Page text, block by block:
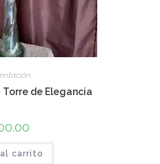
de Elegancia
carrito